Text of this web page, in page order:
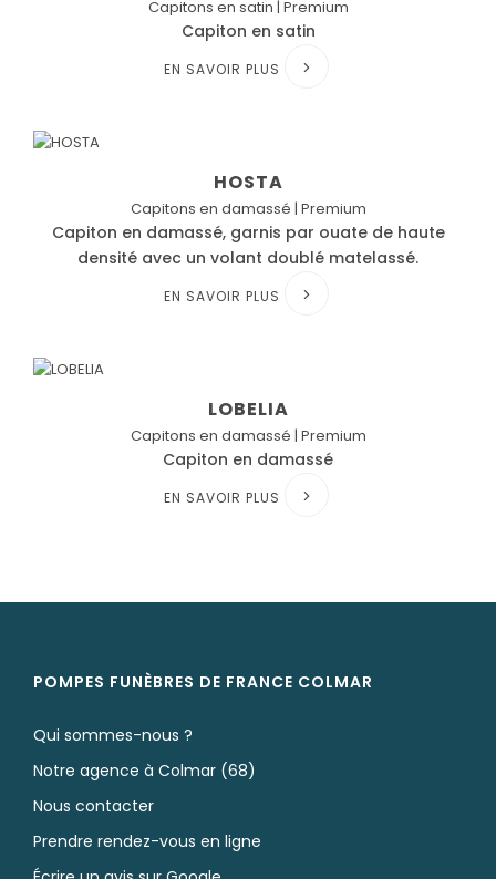
Capitons en satin | Premium
Capiton en satin
EN SAVOIR PLUS
HOSTA
Capitons en damassé | Premium
Capiton en damassé, garnis par ouate de haute
densité avec un volant doublé matelassé.
EN SAVOIR PLUS
LOBELIA
Capitons en damassé | Premium
Capiton en damassé
EN SAVOIR PLUS
POMPES FUNÈBRES DE FRANCE COLMAR
Qui sommes-nous ?
Notre agence à Colmar (68)
Nous contacter
Prendre rendez-vous en ligne